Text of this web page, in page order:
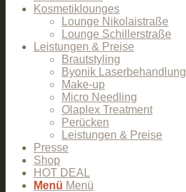
Kosmetiklounges
Lounge Nikolaistraße
Lounge Schillerstraße
Leistungen & Preise
Brautstyling
Byonik Laserbehandlung
Make-up
Micro Needling
Olaplex Treatment
Perücken
Leistungen & Preise
Presse
Shop
HOT DEAL
Menü Menü